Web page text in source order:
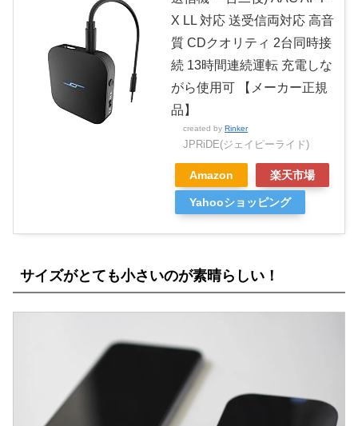
X LL 対応 送受信両対応 高音
質 CDクオリティ 2台同時接
続 13時間連続運転 充電しな
がら使用可 【メーカー正規
品】
created by Rinker
JPRiDE(ジェイピーライド)
Amazon 楽天市場
Yahooショッピング
サイズがとても小さいのが素晴らしい！